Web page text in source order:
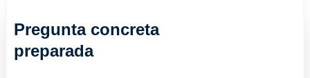
Pregunta concreta
preparada